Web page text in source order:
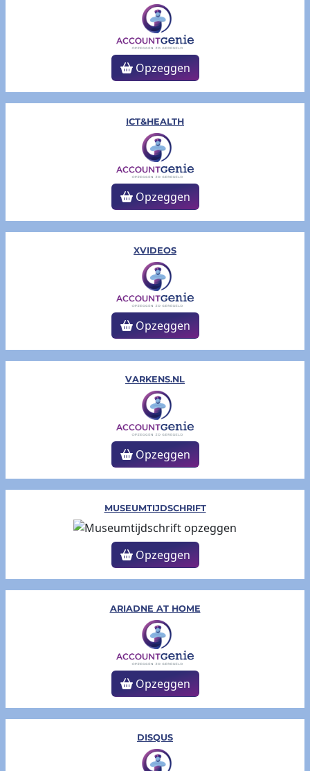
Opzeggen
ICT&HEALTH
Opzeggen
XVIDEOS
Opzeggen
VARKENS.NL
Opzeggen
MUSEUMTIJDSCHRIFT
Opzeggen
ARIADNE AT HOME
Opzeggen
DISQUS